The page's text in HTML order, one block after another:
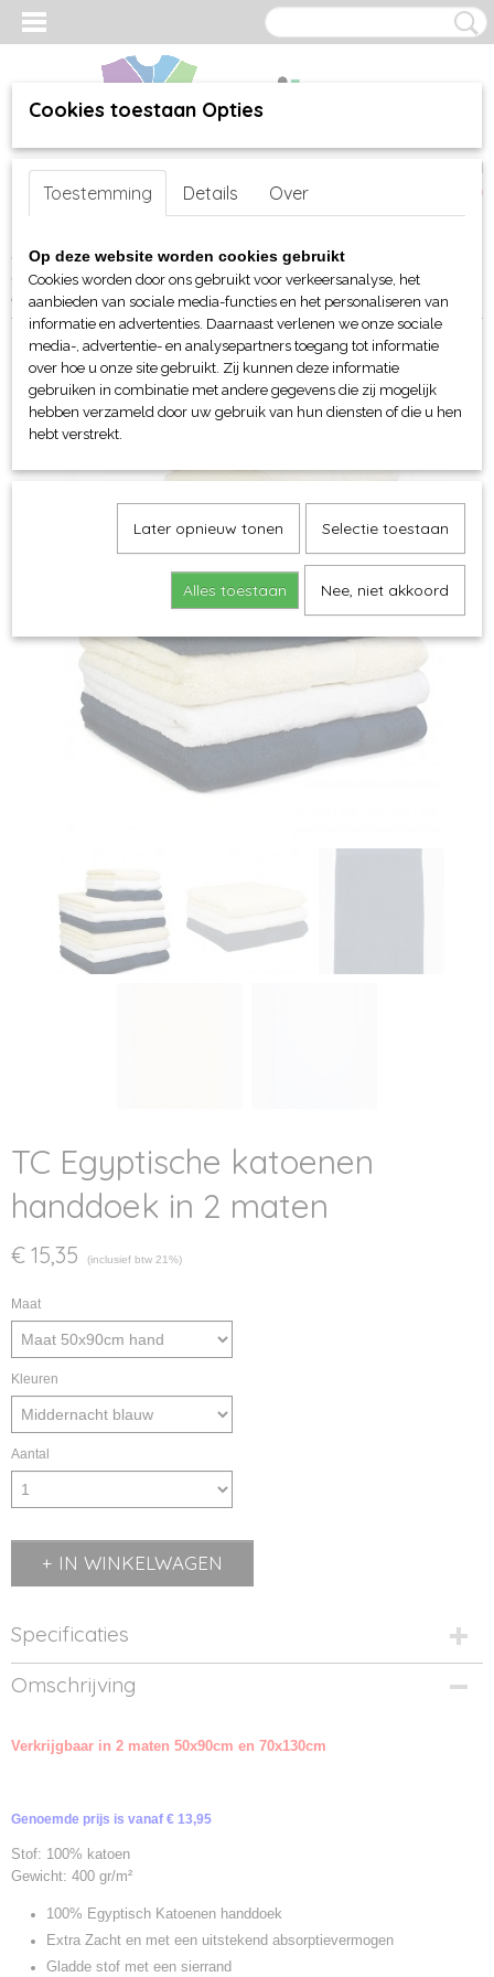
Inloggen Registreren
(0)
Home >webshop>Bed-, Bad-, Keuken en Tafellinnen
Handdoeken en Strandlakens> TC Egyptische katoenen handdoek
in 2 maten
TC Egyptische katoenen
handdoek in 2 maten
€ 15,35 (inclusief btw 21%)
Maat
Kleuren
Aantal
IN WINKELWAGEN
Specificaties
Productcode
TC73-1
TC073
Omschrijving
Verkrijgbaar in 2 maten 50x90cm en 70x130cm
Genoemde prijs is vanaf € 13,95
Stof: 100% katoen
Gewicht: 400 gr/m²
100% Egyptisch Katoenen handdoek
Extra Zacht en met een uitstekend absorptievermogen
Gladde stof met een sierrand
Cookies toestaan Opties
Toestemming Details Over
Op deze website worden cookies gebruikt
Cookies worden door ons gebruikt voor verkeersanalyse, het
aanbieden van sociale media-functies en het personaliseren van
informatie en advertenties. Daarnaast verlenen we onze sociale
media-, advertentie- en analysepartners toegang tot informatie
over hoe u onze site gebruikt. Zij kunnen deze informatie
gebruiken in combinatie met andere gegevens die zij mogelijk
hebben verzameld door uw gebruik van hun diensten of die u hen
hebt verstrekt.
Later opnieuw tonen Selectie toestaan
Alles toestaan Nee, niet akkoord